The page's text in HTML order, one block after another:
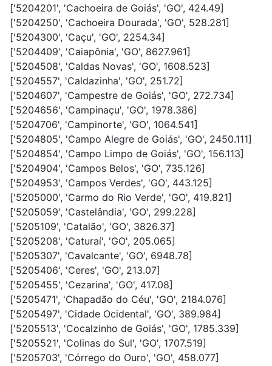
['5204201', 'Cachoeira de Goiás', 'GO', 424.49]
['5204250', 'Cachoeira Dourada', 'GO', 528.281]
['5204300', 'Caçu', 'GO', 2254.34]
['5204409', 'Caiapônia', 'GO', 8627.961]
['5204508', 'Caldas Novas', 'GO', 1608.523]
['5204557', 'Caldazinha', 'GO', 251.72]
['5204607', 'Campestre de Goiás', 'GO', 272.734]
['5204656', 'Campinaçu', 'GO', 1978.386]
['5204706', 'Campinorte', 'GO', 1064.541]
['5204805', 'Campo Alegre de Goiás', 'GO', 2450.111]
['5204854', 'Campo Limpo de Goiás', 'GO', 156.113]
['5204904', 'Campos Belos', 'GO', 735.126]
['5204953', 'Campos Verdes', 'GO', 443.125]
['5205000', 'Carmo do Rio Verde', 'GO', 419.821]
['5205059', 'Castelândia', 'GO', 299.228]
['5205109', 'Catalão', 'GO', 3826.37]
['5205208', 'Caturaí', 'GO', 205.065]
['5205307', 'Cavalcante', 'GO', 6948.78]
['5205406', 'Ceres', 'GO', 213.07]
['5205455', 'Cezarina', 'GO', 417.08]
['5205471', 'Chapadão do Céu', 'GO', 2184.076]
['5205497', 'Cidade Ocidental', 'GO', 389.984]
['5205513', 'Cocalzinho de Goiás', 'GO', 1785.339]
['5205521', 'Colinas do Sul', 'GO', 1707.519]
['5205703', 'Córrego do Ouro', 'GO', 458.077]